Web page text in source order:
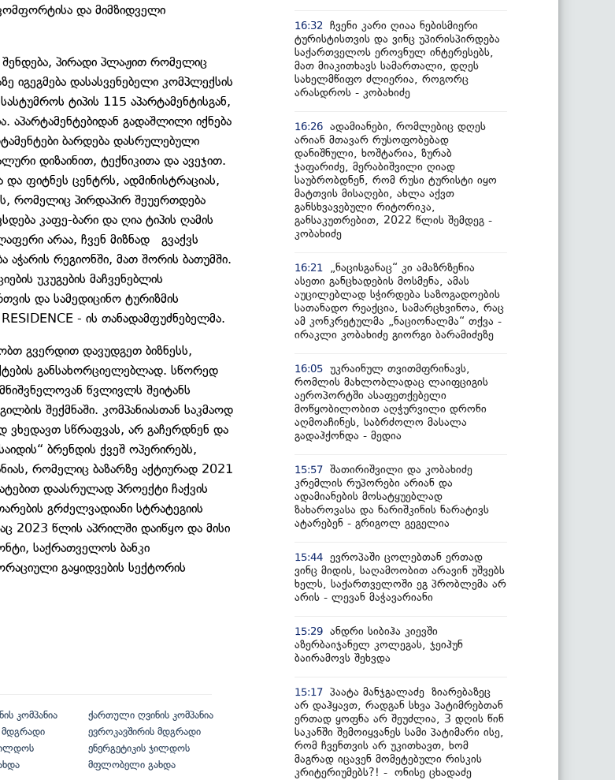
და მიმზიდველი
შენდება, პირადი პლაჟით რომელიც
იგეგმება დასასვენებელი კომპლექსის
ტიპის 115 აპარტამენტისგან,
აპარტამენტებიდან გადაშლილი იქნება
ბარდება დასრულებული
დიზაინით, ტექნიკითა და ავეჯით.
ფიტნეს ცენტრს, ადმინისტრაციას,
რომელიც პირდაპირ შეუერთდება
კაფე-ბარი და ღია ტიპის ღამის
არაა, ჩვენ მიზნად გვაქვს
რეგიონში, მათ შორის ბათუმში.
უკუგების მაჩვენებლის
და სამედიცინო ტურიზმის
- ის თანადამფუძნებელმა.
გვერდით დავუდგეთ ბიზნესს,
განსახორციელებლად. სწორედ
წვლივლს შეიტანს
შექმნაში. კომპანიასთან საკმაოდ
სწრაფვას, არ გაჩერდნენ და
ბრენდის ქვეშ ოპერირებს,
რომელიც ბაზარზე აქტიურად 2021
დაასრულად პროექტი ჩაქვის
გრძელვადიანი სტრატეგიის
2023 წლის აპრილში დაიწყო და მისი
საქრათველოს ბანკი
გაყიდვების სექტორის
კომპანია
მდგრადი
ქართული ღვინის კომპანია
ევროკავშირის მდგრადი
ენერგეტიკის ჯილდოს
მფლობელი გახდა
16:32
ჩვენი კარი ღიაა ნებისმიერი
ტურისტისთვის და ვინც უპირისპირდება
საქართველოს ეროვნულ ინტერესებს,
მათ მიაკითხავს სამართალი, დღეს
სახელმწიფო ძლიერია, როგორც
არასდროს - კობახიძე
16:26 ადამიანები, რომლებიც დღეს
არიან მთავარ რუსოფობებად
დანიშნული, ხოშტარია, ზურაბ
ჯაფარიძე, მერაბიშვილი ღიად
საუბრობდნენ, რომ რუსი ტურისტი იყო
მატთვის მისაღები, ახლა აქვთ
განსხვავებული რიტორიკა,
განსაკუთრებით, 2022 წლის შემდეგ -
კობახიძე
16:21
„ნაცისგანაც“ კი ამაზრზენია
ასეთი განცხადების მოსმენა, ამას
აუცილებლად სჭირდება საზოგადოების
სათანადო რეაქცია, სამარცხვინოა, რაც
ამ კონკრეტულმა „ნაციონალმა“ თქვა -
ირაკლი კობახიძე გიორგი ბარამიძეზე
16:05 უკრაინულ თვითმფრინავს,
რომლის მახლობლადაც ლაიფციგის
აეროპორტში ასაფეთქებელი
მოწყობილობით აღჭურვილი დრონი
აღმოაჩინეს, საბრძოლო მასალა
გადაჰქონდა - მედია
15:57 შათირიშვილი და კობახიძე
კრემლის რუპორები არიან და
ადამიანების მოსატყუებლად
ზახაროვასა და ნარიშკინის ნარატივს
ატარებენ - გრიგოლ გეგელია
15:44 ევროპაში ცოლებთან ერთად
ვინც მიდის, საღამოობით არავინ უშვებს
ხელს, საქართველოში ეგ პრობლემა არ
არის - ლევან მაჭავარიანი
15:29 ანდრი სიბიჰა კიევში
აზერბაიჯანელ კოლეგას, ჯეიჰუნ
ბაირამოვს შეხვდა
15:17 პაატა მანჯგალაძე ზიარებაზეც
არ დაჰყავთ, რადგან სხვა პატიმრებთან
ერთად ყოფნა არ შეუძლია, 3 დღის წინ
საკანში შემოიყვანეს სამი პატიმარი ისე,
რომ ჩვენთვის არ უკითხავთ, ხომ
მაგრად იცავენ მომეტებული რისკის
კრიტერიუმებს?! - ონისე ცხადაძე